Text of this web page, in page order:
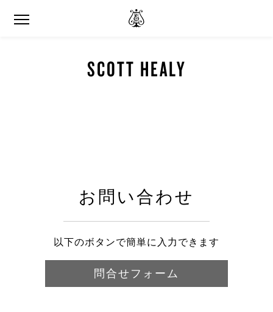
SCOTT HEALY
お問い合わせ
以下のボタンで簡単に入力できます
問合せフォーム